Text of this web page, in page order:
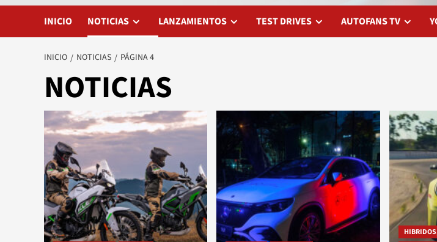
INICIO NOTICIAS LANZAMIENTOS TEST DRIVES AUTOFANS TV
INICIO NOTICIAS PÁGINA 4
NOTICIAS